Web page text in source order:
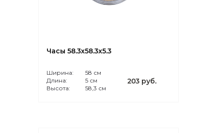
Часы 58.3х58.3х5.3
Ширина:
58 см
Длина:
5 см
Высота:
58,3 см
203 руб.